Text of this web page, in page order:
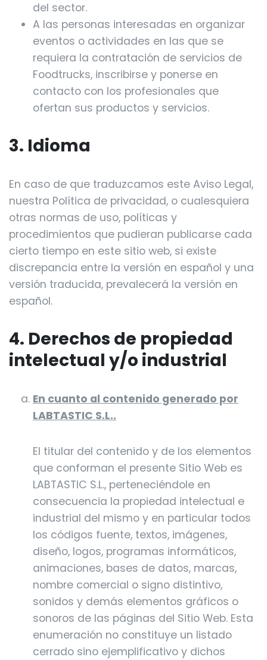
del sector.
A las personas interesadas en organizar
eventos o actividades en las que se
requiera la contratación de servicios de
Foodtrucks, inscribirse y ponerse en
contacto con los profesionales que
ofertan sus productos y servicios.
3. Idioma
En caso de que traduzcamos este Aviso Legal,
nuestra Política de privacidad, o cualesquiera
otras normas de uso, políticas y
procedimientos que pudieran publicarse cada
cierto tiempo en este sitio web, si existe
discrepancia entre la versión en español y una
versión traducida, prevalecerá la versión en
español.
4. Derechos de propiedad
intelectual y/o industrial
En cuanto al contenido generado por
LABTASTIC S.L..
El titular del contenido y de los elementos
que conforman el presente Sitio Web es
LABTASTIC S.L., perteneciéndole en
consecuencia la propiedad intelectual e
industrial del mismo y en particular todos
los códigos fuente, textos, imágenes,
diseño, logos, programas informáticos,
animaciones, bases de datos, marcas,
nombre comercial o signo distintivo,
sonidos y demás elementos gráficos o
sonoros de las páginas del Sitio Web. Esta
enumeración no constituye un listado
cerrado sino ejemplificativo y dichos